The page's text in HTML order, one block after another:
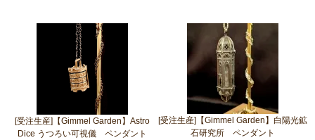
[受注生産]【Gimmel Garden】Astro
Dice うつろい可視儀 ペンダント
[受注生産]【Gimmel Garden】白陽光鉱
石研究所 ペンダント